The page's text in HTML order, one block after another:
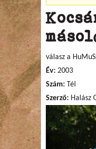
válasz a
Év: 2003
Szám: Tél
Szerző: Halász